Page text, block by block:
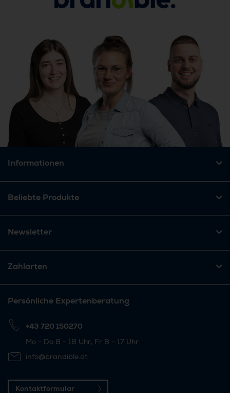
Informationen
Beliebte Produkte
Newsletter
Zahlarten
Persönliche Expertenberatung
+43 720 150270
Mo - Do 8 - 18 Uhr, Fr 8 - 17 Uhr
info@brandible.at
Kontaktformular